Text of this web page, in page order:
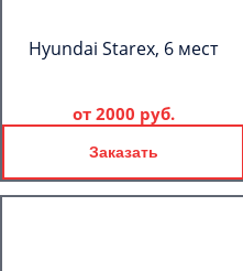
Hyundai Starex, 6 мест
от 2000 руб.
Заказать